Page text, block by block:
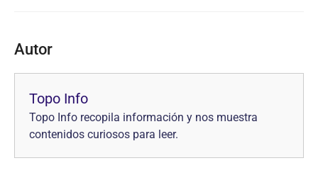
Autor
Topo Info
Topo Info recopila información y nos muestra
contenidos curiosos para leer.